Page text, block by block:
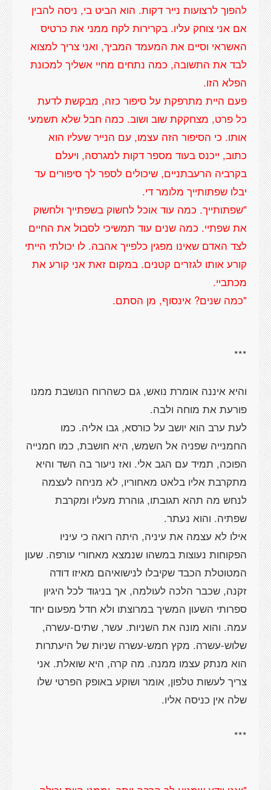
להפוך לרצועות נייר דקות. הוא הביט בי, ניסה להבין
אם אני צוחק עליו. בקרירות לקח ממני את כרטיס
האשראי וסיים את המעמד המביך, ואני צריך למצוא
לבד את התשובה, כמה נתחים מחיי אשליך למכונת
פעם היית מתרפקת על סיפור כזה, מבקשת לדעת
כל פרט, מצחקקת שוב ושוב. כמה חבל שלא תשמעי
אותו. כי הסיפור הזה עצמו, עם הנייר שעליו הוא
כתוב, ייכנס בעוד מספר דקות למגרסה, ויעלם
בקרביה הרעבתניים, שיכולים לספר לך סיפורים עד
"שפתותייך. כמה עוד אוכל לחשוק בשפתייך ולחשוק
את שפתיי. כמה שנים עוד תמשיכי לסבול את החיים
לצד האדם שאינו מפגין כלפייך אהבה. לו יכולתי הייתי
קורע אותו לגזרים קטנים. במקום זאת אני קורע את
"כמה שנים? אינסוף, מן הסתם.
והיא איננה אומרת נואש, גם כשהרוח הנושבת ממנו
לעת ערב הוא יושב על כורסא, גבו אליה. כמו
החמנייה שפניה אל השמש, היא חושבת, כמו חמנייה
הפוכה, תמיד עם הגב אלי. ואז ניעור בה השד והיא
מתקרבת אליו בלאט מאחוריו, לא מניחה לעצמה
לנחש מה תהא תגובתו, גוהרת מעליו ומקרבת
אילו לא עצמה את עיניה, היתה רואה כי עיניו
הפקוחות נעוצות במשהו שנמצא מאחורי עורפה. שעון
המטוטלת הכבד שקיבלו לנישואיהם מאיזו דודה
זקנה, שכבר הלכה לעולמה, אך בניגוד לכל היגיון
ספרותי השעון המשיך במרוצתו ולא חדל מפעום יחד
עמה. והוא מונה את השניות. עשר, שתים-עשרה,
שלוש-עשרה. מקץ חמש-עשרה שניות של היעתרות
הוא מנתק עצמו ממנה. מה קרה, היא שואלת. אני
צריך לעשות טלפון, אומר ושוקע באופק הפרטי שלו